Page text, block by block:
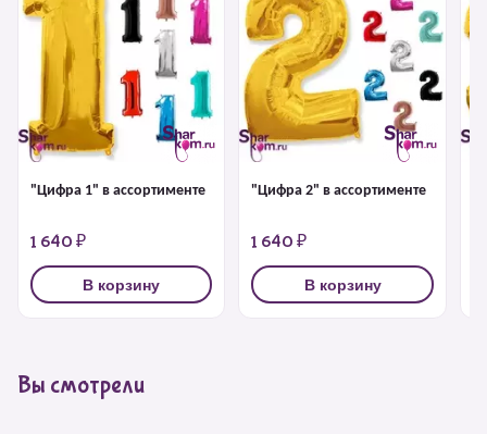
"Цифра 1" в ассортименте
1 640 ₽
В корзину
"Цифра 2" в ассортименте
1 640 ₽
В корзину
Вы смотрели